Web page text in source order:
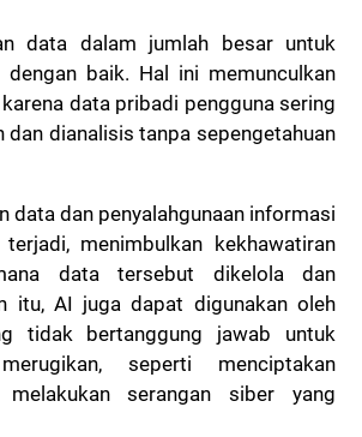
data dalam jumlah besar untuk
baik. Hal ini memunculkan
data pribadi pengguna sering
dan dianalisis tanpa sepengetahuan
data dan penyalahgunaan informasi
menimbulkan kekhawatiran
data tersebut dikelola dan
itu, AI juga dapat digunakan oleh
tidak bertanggung jawab untuk
seperti menciptakan
serangan siber yang